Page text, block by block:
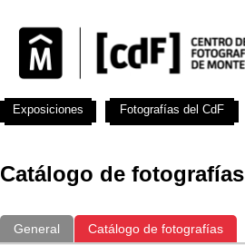
Catálogo de fotografías
General Catálogo de fotografías
Exposiciones Fotografías del CdF